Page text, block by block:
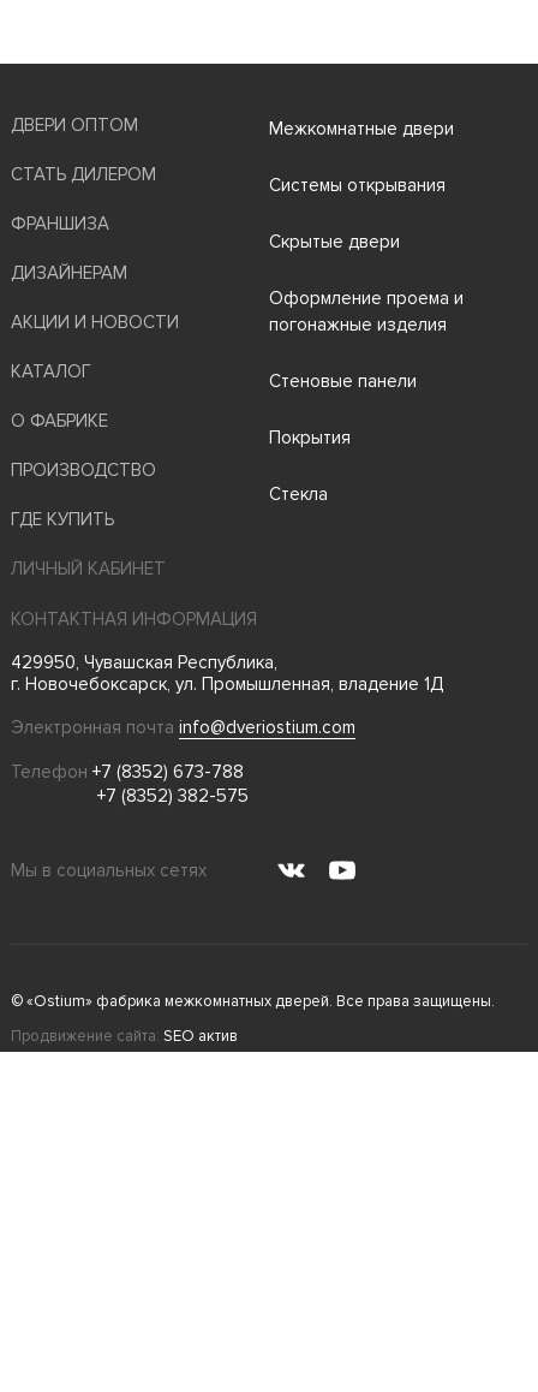
ДВЕРИ ОПТОМ
СТАТЬ ДИЛЕРОМ
ФРАНШИЗА
ДИЗАЙНЕРАМ
АКЦИИ И НОВОСТИ
КАТАЛОГ
О ФАБРИКЕ
ПРОИЗВОДСТВО
ГДЕ КУПИТЬ
Межкомнатные двери
Системы открывания
Скрытые двери
Оформление проема и
погонажные изделия
Стеновые панели
Покрытия
Стекла
ЛИЧНЫЙ КАБИНЕТ
КОНТАКТНАЯ ИНФОРМАЦИЯ
429950, Чувашская Республика,
г. Новочебоксарск, ул. Промышленная, владение 1Д
Электронная почта info@dveriostium.com
Телефон +7 (8352) 673-788
+7 (8352) 382-575
Мы в социальных сетях
© «Ostium» фабрика межкомнатных дверей. Все права защищены.
Продвижение сайта: SEO актив